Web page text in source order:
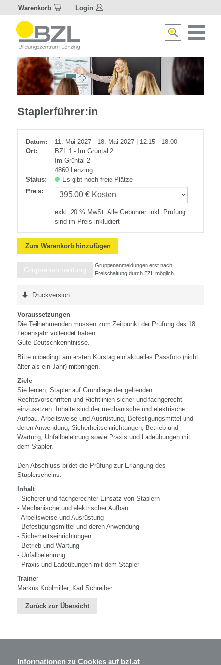
Warenkorb Login
Suche
Zusatzqualifikationen
Staplerführer:in
Datum:
11. Mai 2027 - 18. Mai 2027 | 12:15 - 18:00
Ort:
BZL 1 - Im Grüntal 2
Im Grüntal 2
4860 Lenzing
Status:
Es gibt noch freie Plätze
Preis:
exkl. 20 % MwSt. Alle Gebühren inkl. Prüfung
sind im Preis inkludiert
Zum Warenkorb hinzufügen
Gruppenanmeldung
Gruppenanmeldungen erst nach
Freischaltung durch BZL möglich.
Druckversion
Voraussetzungen
Die Teilnehmenden müssen zum Zeitpunkt der Prüfung das 18.
Lebensjahr vollendet haben.
Gute Deutschkenntnisse.
Bitte unbedingt am ersten Kurstag ein aktuelles Passfoto (nicht
älter als ein Jahr) mitbringen.
Ziele
Sie lernen, Stapler auf Grundlage der geltenden
Rechtsvorschriften und Richtlinien sicher und fachgerecht
einzusetzen. Inhalte sind der mechanische und elektrische
Aufbau, Arbeitsweise und Ausrüstung, Befestigungsmittel und
deren Anwendung, Sicherheitseinrichtungen, Betrieb und
Wartung, Unfallbelehrung sowie Praxis und Ladeübungen mit
dem Stapler.
Den Abschluss bildet die Prüfung zur Erlangung des
Staplerscheins.
Inhalt
- Sicherer und fachgerechter Einsatz von Staplern
- Mechanische und elektrischer Aufbau
- Arbeitsweise und Ausrüstung
- Befestigungsmittel und deren Anwendung
- Sicherheitseinrichtungen
- Betrieb und Wartung
- Unfallbelehrung
- Praxis und Ladeübungen mit dem Stapler
Trainer
Markus Koblmiller, Karl Schreiber
Zurück zur Übersicht
BZL - Bildungszentrum Lenzing GmbH
Informationen zu Cookies auf bzl.at